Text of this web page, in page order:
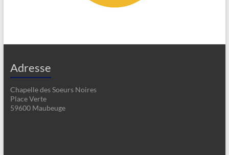
Adresse
Chapelle des Soeurs Noires
Place Verte
59600 Maubeuge